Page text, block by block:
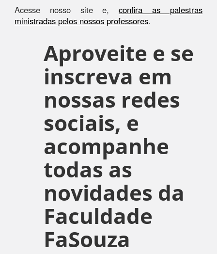
Acesse nosso site e,confira as palestras
ministradas pelos nossos professores.
Aproveite e se
inscreva em
nossas redes
sociais, e
acompanhe
todas as
novidades da
Faculdade
FaSouza